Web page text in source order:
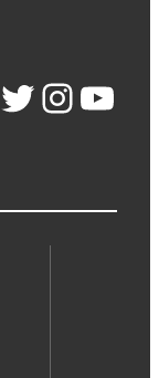
Twitter